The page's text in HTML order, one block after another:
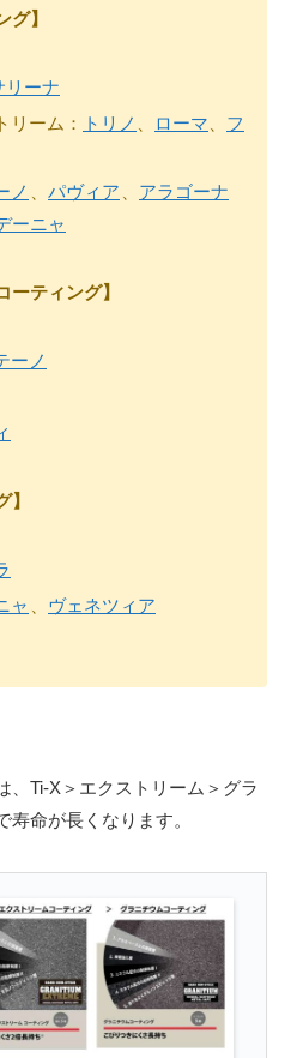
グ】
リーナ
リーム：
トリノ ローマ
フ
ノ パヴィア
アラゴーナ
ーニャ
ーティング】
ーノ
】
ャ ヴェネツィア
、Ti-X＞エクストリーム＞グラ
命が長くなります。